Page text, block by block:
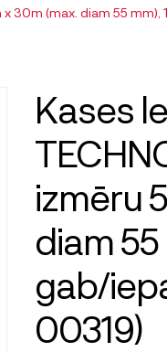
30m (max. diam 55
Kases
izmēru
diam 55
gab/
00319)